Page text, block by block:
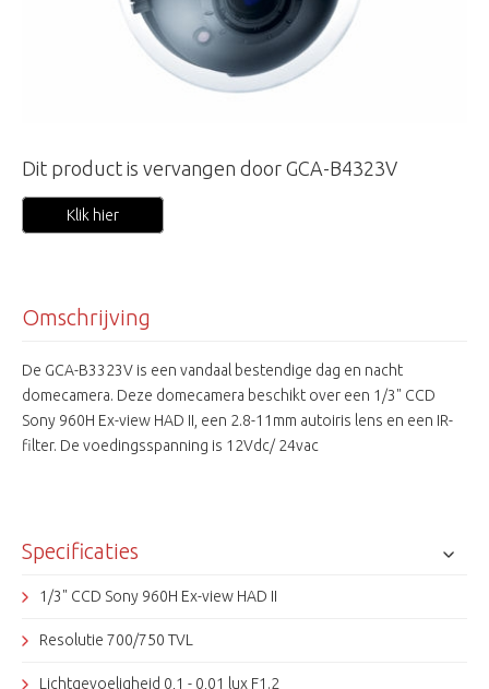
Dit product is vervangen door GCA-B4323V
Klik hier
Omschrijving
De GCA-B3323V is een vandaal bestendige dag en nacht
domecamera. Deze domecamera beschikt over een 1/3" CCD
Sony 960H Ex-view HAD II, een 2.8-11mm autoiris lens en een IR-
filter. De voedingsspanning is 12Vdc/ 24vac
Specificaties
1/3" CCD Sony 960H Ex-view HAD II
Resolutie 700/750 TVL
Lichtgevoeligheid 0,1 - 0,01 lux F1.2